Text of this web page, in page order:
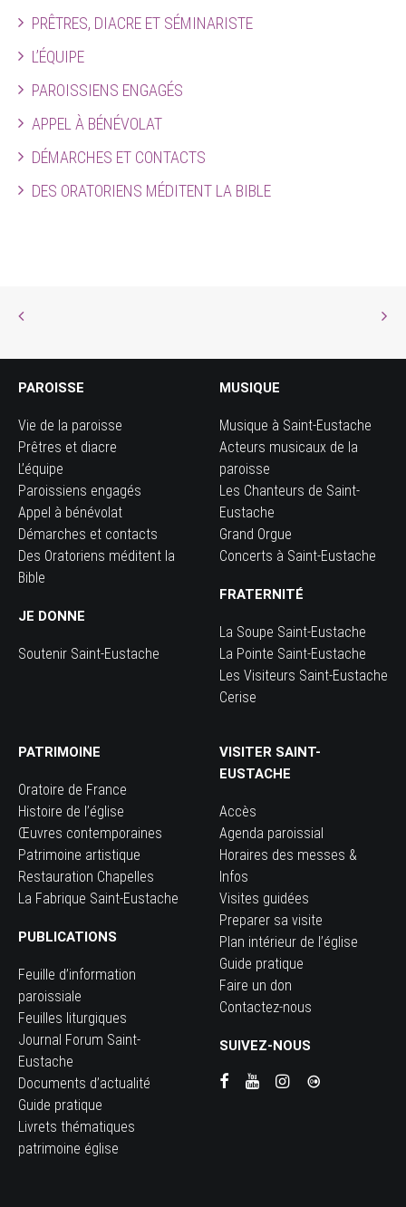
PRÊTRES, DIACRE ET SÉMINARISTE
L’ÉQUIPE
PAROISSIENS ENGAGÉS
APPEL À BÉNÉVOLAT
DÉMARCHES ET CONTACTS
DES ORATORIENS MÉDITENT LA BIBLE
PAROISSE
Vie de la paroisse
Prêtres et diacre
L’équipe
Paroissiens engagés
Appel à bénévolat
Démarches et contacts
Des Oratoriens méditent la
Bible
JE DONNE
Soutenir Saint-Eustache
MUSIQUE
Musique à Saint-Eustache
Acteurs musicaux de la
paroisse
Les Chanteurs de Saint-
Eustache
Grand Orgue
Concerts à Saint-Eustache
FRATERNITÉ
La Soupe Saint-Eustache
La Pointe Saint-Eustache
Les Visiteurs Saint-Eustache
Cerise
PATRIMOINE
Oratoire de France
Histoire de l’église
Œuvres contemporaines
Patrimoine artistique
Restauration Chapelles
La Fabrique Saint-Eustache
PUBLICATIONS
Feuille d’information
paroissiale
Feuilles liturgiques
Journal Forum Saint-
Eustache
Documents d’actualité
Guide pratique
Livrets thématiques
patrimoine église
VISITER SAINT-
EUSTACHE
Accès
Agenda paroissial
Horaires des messes &
Infos
Visites guidées
Preparer sa visite
Plan intérieur de l’église
Guide pratique
Faire un don
Contactez-nous
SUIVEZ-NOUS